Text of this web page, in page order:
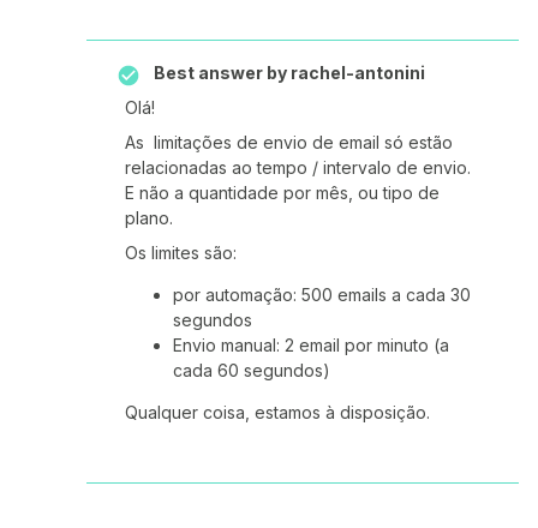
Best answer by rachel-antonini
Olá!
As limitações de envio de email só estão
relacionadas ao tempo / intervalo de envio.
E não a quantidade por mês, ou tipo de
plano.
Os limites são:
por automação: 500 emails a cada 30
segundos
Envio manual: 2 email por minuto (a
cada 60 segundos)
Qualquer coisa, estamos à disposição.